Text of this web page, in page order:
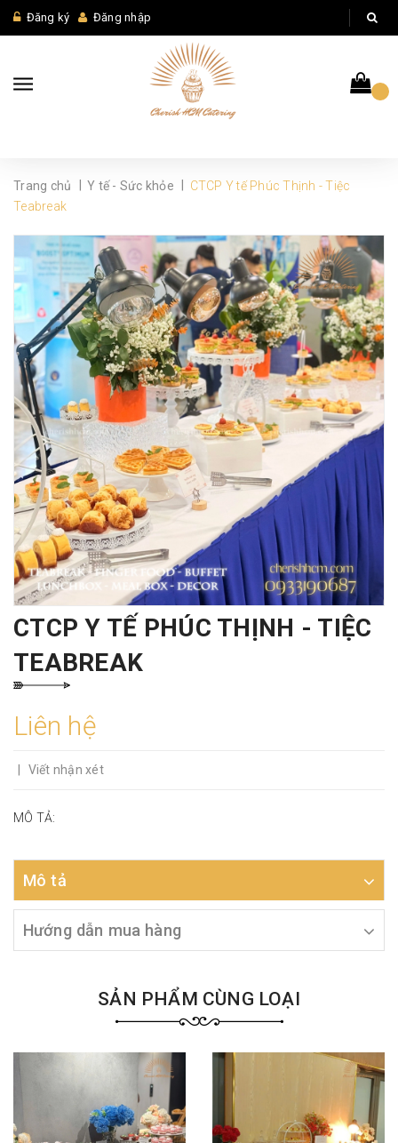
Đăng ký Đăng nhập
Trang chủ Y tế - Sức khỏe
CTCP Y tế Phúc Thịnh - Tiệc
Teabreak
CTCP Y TẾ PHÚC THỊNH - TIỆC
TEABREAK
Liên hệ
Viết nhận xét
MÔ TẢ:
Mô tả
Hướng dẫn mua hàng
SẢN PHẨM CÙNG LOẠI